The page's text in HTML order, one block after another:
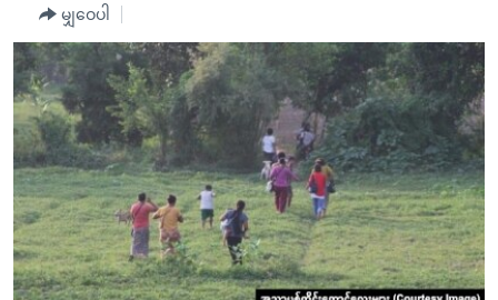
ကျော်
ကြည့်
ရန်
ပင်မ
အ
ညွန်း
စာမျက်နှာ
သို့
ကျော်
ကြည့်
အမေရိကန်သုံးအီဒီယံ
မကြေးမုံရဲ့ အင်္ဂလိပ်စာ
ရုပ်ရှင်ထဲက အင်္ဂလိပ်စာ
သုတပဒေသာ အင်္ဂလိပ်စာ
အပတ်စဉ်ကဏ္ဍများ
ရေဒီယို
တီဗွီ
ရေဒီယိုနှင့်ရုပ်သံ အချက်အလက်များ
ရေဒီယို/တီဗွီအစီအစဉ်
Learning English
ဗွီအိုအေ လူမှုကွန်ယက်များ
မျှဝေပါ